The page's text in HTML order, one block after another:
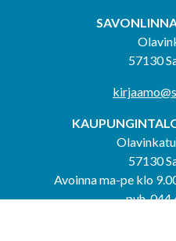
57130
57130
Avoinna ma-pe klo
puh. 044